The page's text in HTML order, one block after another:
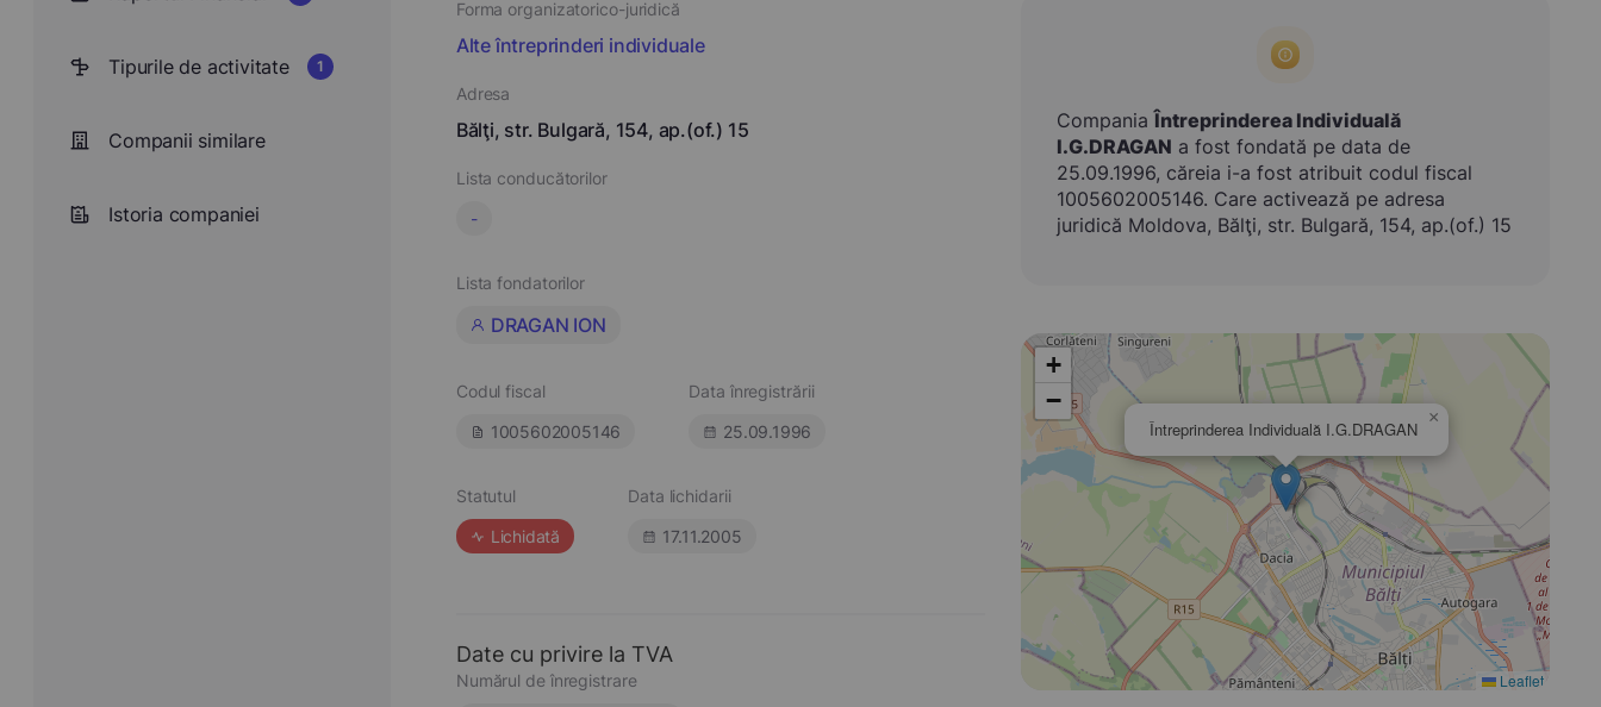
Tipurile de activitate 1
Companii similare
Istoria companiei
Forma organizatorico-juridică
Alte întreprinderi individuale
Adresa
Bălţi, str. Bulgară, 154, ap.(of.) 15
Lista conducătorilor
-
Lista fondatorilor
DRAGAN ION
Codul fiscal
1005602005146
Data înregistrării
25.09.1996
Statutul
Lichidată
Data lichidarii
17.11.2005
Date cu privire la TVA
Numărul de înregistrare
CompaniaÎntreprinderea Individuală
I.G.DRAGAN a fost fondată pe data de
25.09.1996, căreia i-a fost atribuit codul fiscal
1005602005146. Care activează pe adresa
juridică Moldova, Bălţi, str. Bulgară, 154, ap.(of.) 15
Întreprinderea Individuală I.G.DRAGAN
×
+
−
Leaflet